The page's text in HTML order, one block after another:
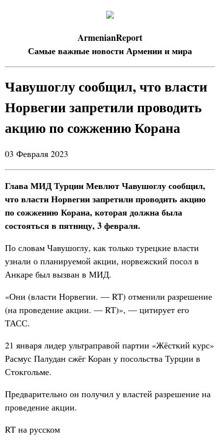
ArmenianReport
Самые важные новости Армении и мира
Чавушоглу сообщил, что власти
Норвегии запретили проводить
акцию по сожжению Корана
03 Февраля 2023
Глава МИД Турции Мевлют Чавушоглу сообщил,
что власти Норвегии запретили проводить акцию
по сожжению Корана, которая должна была
состояться в пятницу, 3 февраля.
По словам Чавушоглу, как только турецкие власти
узнали о планируемой акции, норвежский посол в
Анкаре был вызван в МИД.
«Они (власти Норвегии. — RT) отменили разрешение
(на проведение акции. — RT)», — цитирует его
ТАСС.
21 января лидер ультраправой партии «Жёсткий курс»
Расмус Палудан сжёг Коран у посольства Турции в
Стокгольме.
Предварительно он получил у властей разрешение на
проведение акции.
RT на русском